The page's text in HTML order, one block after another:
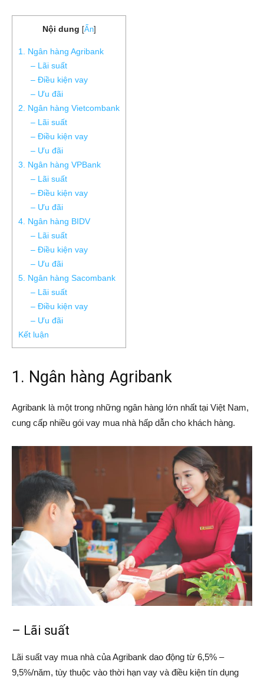
Nội dung [Ẩn]
1. Ngân hàng Agribank
– Lãi suất
– Điều kiện vay
– Ưu đãi
2. Ngân hàng Vietcombank
– Lãi suất
– Điều kiện vay
– Ưu đãi
3. Ngân hàng VPBank
– Lãi suất
– Điều kiện vay
– Ưu đãi
4. Ngân hàng BIDV
– Lãi suất
– Điều kiện vay
– Ưu đãi
5. Ngân hàng Sacombank
– Lãi suất
– Điều kiện vay
– Ưu đãi
Kết luận
1. Ngân hàng Agribank
Agribank là một trong những ngân hàng lớn nhất tại Việt Nam,
cung cấp nhiều gói vay mua nhà hấp dẫn cho khách hàng.
– Lãi suất
Lãi suất vay mua nhà của Agribank dao động từ 6,5% –
9,5%/năm, tùy thuộc vào thời hạn vay và điều kiện tín dụng